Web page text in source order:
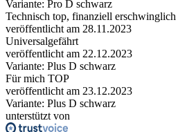
Variante: Pro D schwarz
Technisch top, finanziell erschwinglich
veröffentlicht am 28.11.2023
Universalgefährt
veröffentlicht am 22.12.2023
Variante: Plus D schwarz
Für mich TOP
veröffentlicht am 23.12.2023
Variante: Plus D schwarz
unterstützt von